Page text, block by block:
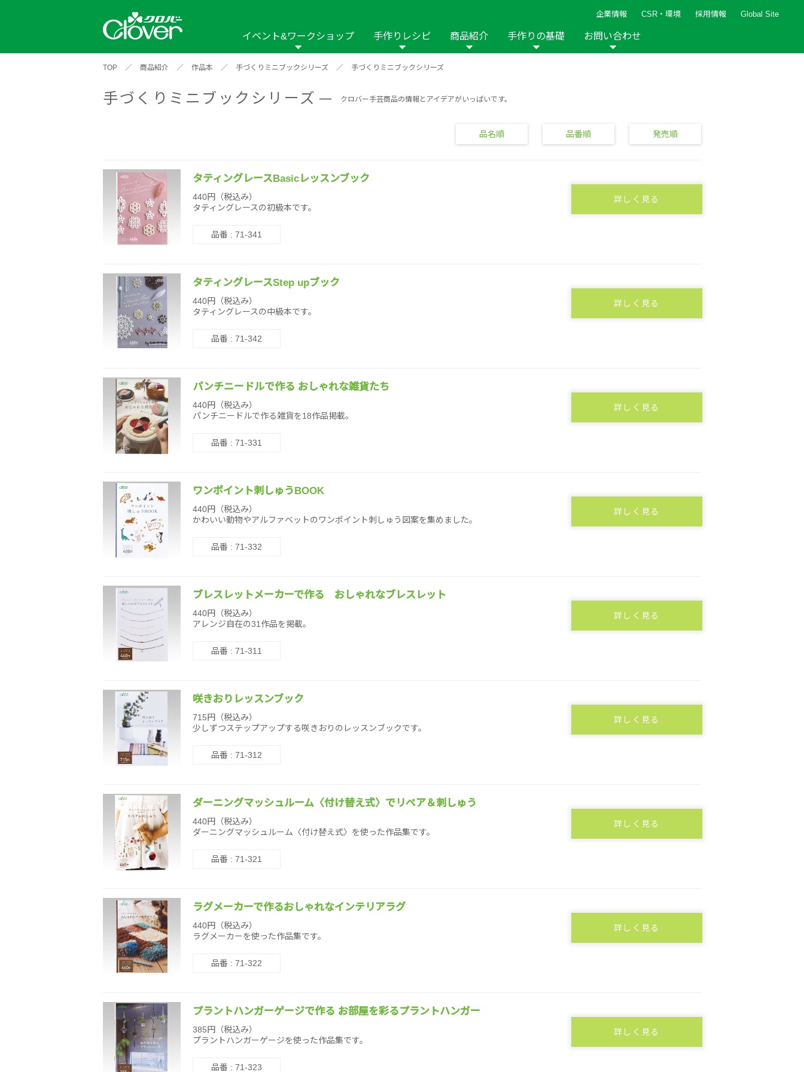
企業情報 CSR・環境 採用情報 Global Site
イベント&ワークショップ
2026年 2025年 2024年 2023年 2022年 2021年
イベントレポート
2024年 2020年 2019年 2018年 2013年 2012年
手作りレシピ
アイテムから探す
糸の手芸
羊毛の手芸
編み物
商品紹介
新商品一覧 縫い針 ソーイング用品 はさみ ソーメニュ パッチワーク・キルト
手作りの基礎 お問い合わせ
TOP ／ 商品紹介 ／ 作品本 ／ 手づくりミニブックシリーズ ／ 手づくりミニブックシリーズ
手づくりミニブックシリーズ クロバー手芸商品の情報とアイデアがいっぱいです。
品名順 品番順 発売順
タティングレースBasicレッスンブック
440円（税込み）
タティングレースの初級本です。
品番 : 71-341
詳しく見る
タティングレースStep upブック
440円（税込み）
タティングレースの中級本です。
品番 : 71-342
詳しく見る
パンチニードルで作る おしゃれな雑貨たち
440円（税込み）
パンチニードルで作る雑貨を18作品掲載。
品番 : 71-331
詳しく見る
ワンポイント刺しゅうBOOK
440円（税込み）
かわいい動物やアルファベットのワンポイント刺しゅう図案を集めました。
品番 : 71-332
詳しく見る
ブレスレットメーカーで作る おしゃれなブレスレット
440円（税込み）
アレンジ自在の31作品を掲載。
品番 : 71-311
詳しく見る
咲きおりレッスンブック
715円（税込み）
少しずつステップアップする咲きおりのレッスンブックです。
品番 : 71-312
詳しく見る
ダーニングマッシュルーム〈付け替え式〉でリペア＆刺しゅう
440円（税込み）
ダーニングマッシュルーム〈付け替え式〉を使った作品集です。
品番 : 71-321
詳しく見る
ラグメーカーで作るおしゃれなインテリアラグ
440円（税込み）
ラグメーカーを使った作品集です。
品番 : 71-322
詳しく見る
プラントハンガーゲージで作る お部屋を彩るプラントハンガー
385円（税込み）
プラントハンガーゲージを使った作品集です。
品番 : 71-323
詳しく見る